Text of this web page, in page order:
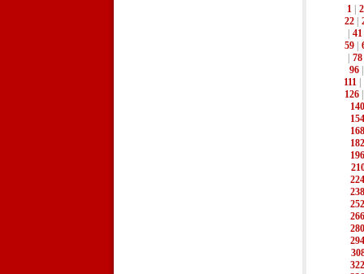
1
2
22|
41
59|
78
96
111|
126
140
154
168
182
196
224
238
252
266
280
294
322